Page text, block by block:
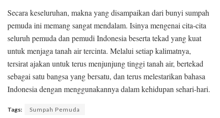
Secara keseluruhan, makna yang disampaikan dari bunyi sumpah
pemuda ini memang sangat mendalam. Isinya mengenai cita-cita
seluruh pemuda dan pemudi Indonesia beserta tekad yang kuat
untuk menjaga tanah air tercinta. Melalui setiap kalimatnya,
tersirat ajakan untuk terus menjunjung tinggi tanah air, bertekad
sebagai satu bangsa yang bersatu, dan terus melestarikan bahasa
Indonesia dengan menggunakannya dalam kehidupan sehari-hari.
Tags: Sumpah Pemuda